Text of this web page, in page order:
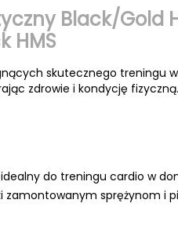
Black/Gold
HMS
skutecznego treningu
zdrowie i kondycję
do treningu cardio w
zamontowanym sprężynom i